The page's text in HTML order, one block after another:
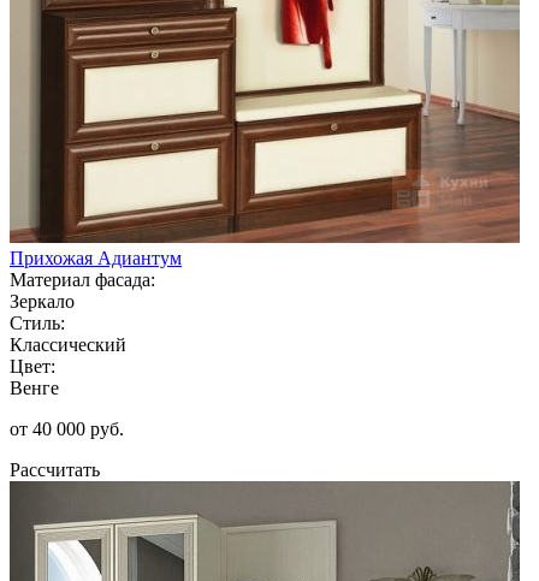
Прихожая Адиантум
Материал фасада:
Зеркало
Стиль:
Классический
Цвет:
Венге
от 40 000 руб.
Рассчитать